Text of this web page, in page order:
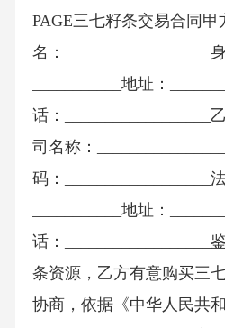
PAGE三七籽条交易合同
名：__________________
___________地址：
话：__________________
司名称：
码：__________________
___________地址：
话：__________________
条资源，乙方有意购买三
协商，依据《中华人民共